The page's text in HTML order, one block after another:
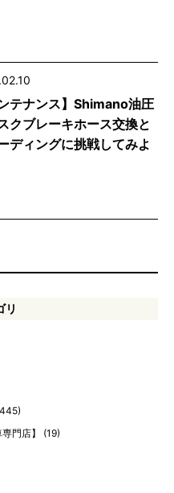
ンテナンス】Shimano油圧
クブレーキホース交換と
ディングに挑戦してみよ
リ
門店】
(19)